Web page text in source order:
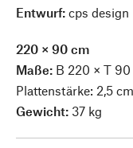
Entwurf: cps design
220 × 90 cm
Maße: B 220 × T 90
Plattenstärke: 2,5 cm
Gewicht: 37 kg